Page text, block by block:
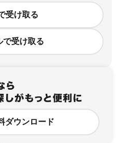
受け取る
で受け取る
ダウンロード